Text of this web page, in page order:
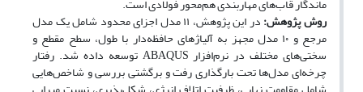
ماندگار قاب‌های مهاربندی هم‌محور فولادی است.
روش پژوهش: در این پژوهش، ۱۱ مدل اجزای محدود شامل یک مدل
مرجع و ۱۰ مدل مجهز به آلیاژهای حافظه‌دار با طول، سطح مقطع و
سختی‌های مختلف در نرم‌افزار ABAQUS توسعه داده شد. رفتار
چرخه‌ای مدل‌ها تحت بارگذاری رفت و برگشتی بررسی و شاخص‌هایی